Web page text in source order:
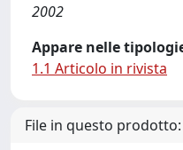
2002
Appare nelle
1.1 Articolo in rivista
File in questo prodotto: